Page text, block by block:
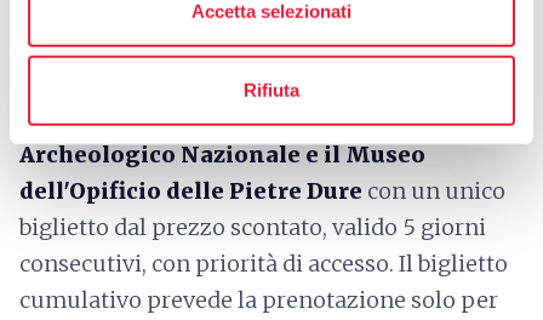
Accetta selezionati
Rifiuta
Il biglietto cumulativoPassPartout 5
consente di visitaregli Uffizi, Palazzo
Pitti, il Giardino di Boboli, il Museo
Archeologico Nazionale e il Museo
dell'Opificio delle Pietre Dure con un unico
biglietto dal prezzo scontato, valido 5 giorni
consecutivi, con priorità di accesso. Il biglietto
cumulativo prevede la prenotazione solo per